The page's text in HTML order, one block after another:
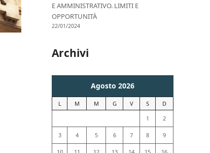
E AMMINISTRATIVO. LIMITI E
OPPORTUNITÀ
22/01/2024
Archivi
Agosto 2026
L M M G V S
D
1
2
3 4 5 6 7 8 9